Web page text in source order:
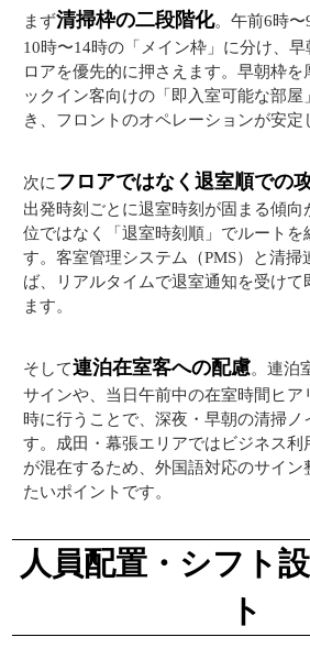
まず清掃枠の二段階化。午前6時〜
10時〜14時の「メイン枠」に分け、
ロアを優先的に押さえます。早朝枠を
ックイン客向けの「即入室可能な部
き、フロントのオペレーションが安定
次に フロアではなく退室順での
出発時刻ごとに退室時刻が固まる傾
位ではなく「退室時刻順」でルートを
す。客室管理システム（PMS）と清
ば、リアルタイムで退室通知を受け
ます。
そして連泊在室客への配慮。連泊
サインや、当日午前中の在室時間ヒア
時に行うことで、深夜・早朝の清掃ノ
す。成田・幕張エリアではビジネス利
が混在するため、外国語対応のサイン
たいポイントです。
人員配置・シフト
ト